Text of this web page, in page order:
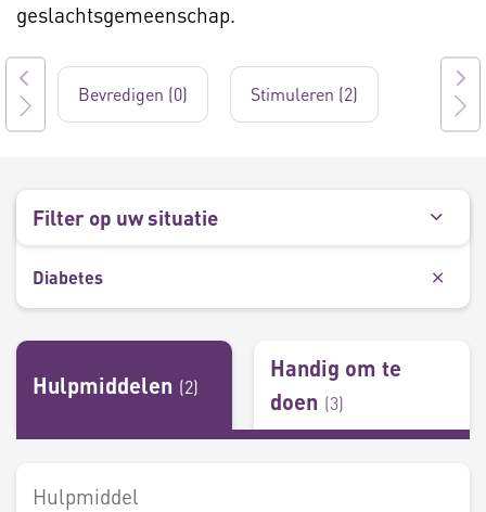
geslachtsgemeenschap.
Bevredigen (0) Stimuleren (2)
Filter op uw situatie
Diabetes
Hulpmiddelen (2)
Handig om te
doen (3)
Hulpmiddel